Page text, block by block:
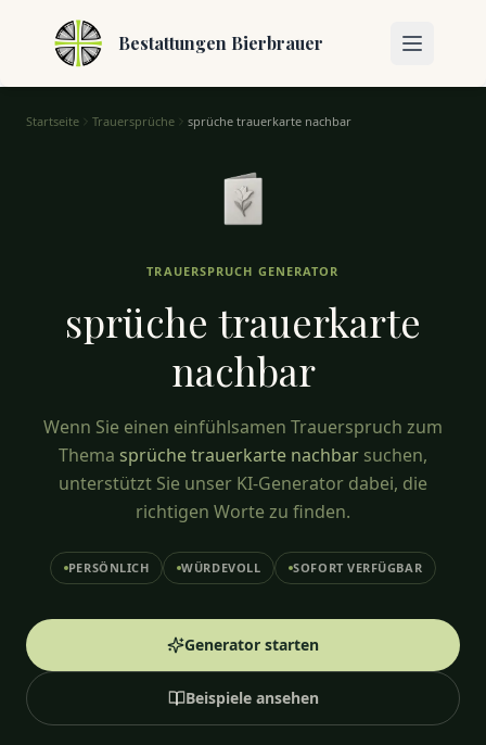
Bestattungen Bierbrauer
Startseite Trauersprüche sprüche trauerkarte nachbar
TRAUERSPRUCH GENERATOR
sprüche trauerkarte
nachbar
Wenn Sie einen einfühlsamen Trauerspruch zum
Thema sprüche trauerkarte nachbar suchen,
unterstützt Sie unser KI-Generator dabei, die
richtigen Worte zu finden.
PERSÖNLICH WÜRDEVOLL SOFORT VERFÜGBAR
Generator starten
Beispiele ansehen